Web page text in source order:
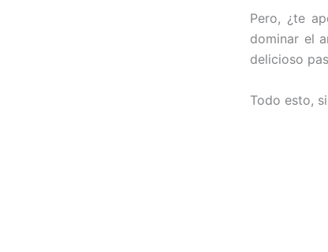
Pero, ¿te
dominar el
delicioso
Todo esto,